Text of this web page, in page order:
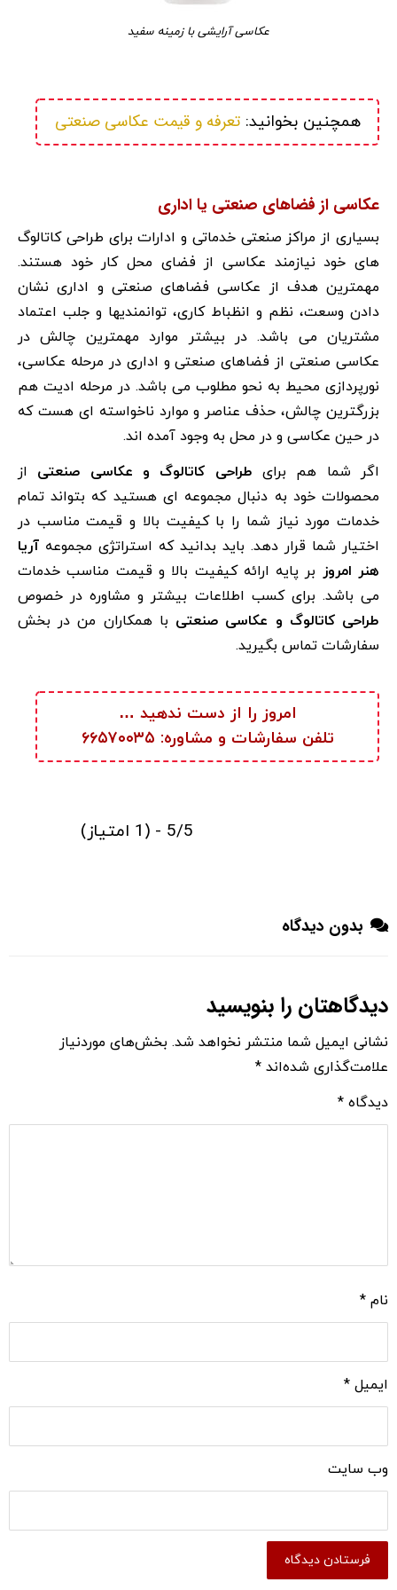
عکاسی آرایشی با زمینه سفید
همچنین بخوانید: تعرفه و قیمت عکاسی صنعتی
عکاسی از فضاهای صنعتی یا اداری
بسیاری از مراکز صنعتی خدماتی و ادارات برای طراحی کاتالوگ
های خود نیازمند عکاسی از فضای محل کار خود هستند.
مهمترین هدف از عکاسی فضاهای صنعتی و اداری نشان
دادن وسعت، نظم و انظباط کاری، توانمندیها و جلب اعتماد
مشتریان می باشد. در بیشتر موارد مهمترین چالش در
عکاسی صنعتی از فضاهای صنعتی و اداری در مرحله عکاسی،
نورپردازی محیط به نحو مطلوب می باشد. در مرحله ادیت هم
بزرگترین چالش، حذف عناصر و موارد ناخواسته ای هست که
در حین عکاسی و در محل به وجود آمده اند.
اگر شما هم برای طراحی کاتالوگ و عکاسی صنعتی از
محصولات خود به دنبال مجموعه ای هستید که بتواند تمام
خدمات مورد نیاز شما را با کیفیت بالا و قیمت مناسب در
اختیار شما قرار دهد. باید بدانید که استراتژی مجموعه آریا
هنر امروز بر پایه ارائه کیفیت بالا و قیمت مناسب خدمات
می باشد. برای کسب اطلاعات بیشتر و مشاوره در خصوص
طراحی کاتالوگ و عکاسی صنعتی با همکاران من در بخش
سفارشات تماس بگیرید.
امروز را از دست ندهید …
تلفن سفارشات و مشاوره: ۶۶۵۷۰۰۳۵
5/5 - (1 امتیاز)
بدون دیدگاه
دیدگاهتان را بنویسید
نشانی ایمیل شما منتشر نخواهد شد. بخش‌های موردنیاز
علامت‌گذاری شده‌اند *
دیدگاه *
نام *
ایمیل *
وب‌ سایت